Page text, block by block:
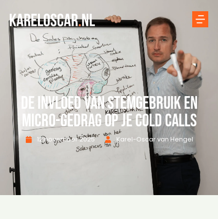
De invloed van stemgebruik en
micro-gedrag op je cold calls
12 november 2025 Karel-Oscar van Hengel